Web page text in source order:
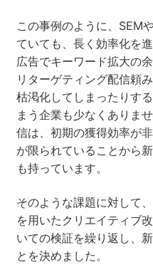
この事例のように、SEM
ていても、長く効率化を
広告でキーワード拡大の
リターゲティング配信頼
枯渇化してしまったりす
まう企業も少なくありま
信は、初期の獲得効率が
が限られていることから
も持っています。
そのような課題に対して
を用いたクリエイティブ
いての検証を繰り返し、
とを決めました。